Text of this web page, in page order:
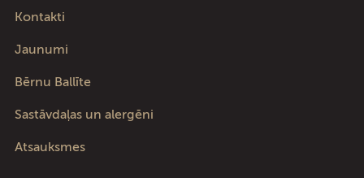
Kontakti
Jaunumi
Bērnu Ballīte
Sastāvdaļas un alergēni
Atsauksmes